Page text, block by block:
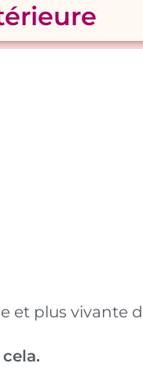
et plus vivante